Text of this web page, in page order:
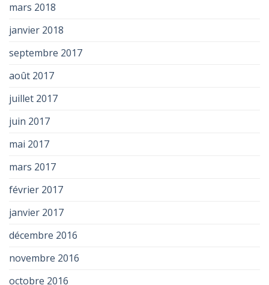
mars 2018
janvier 2018
septembre 2017
août 2017
juillet 2017
juin 2017
mai 2017
mars 2017
février 2017
janvier 2017
décembre 2016
novembre 2016
octobre 2016